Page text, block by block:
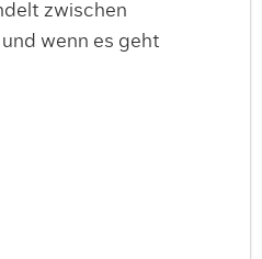
zwischen
wenn es geht